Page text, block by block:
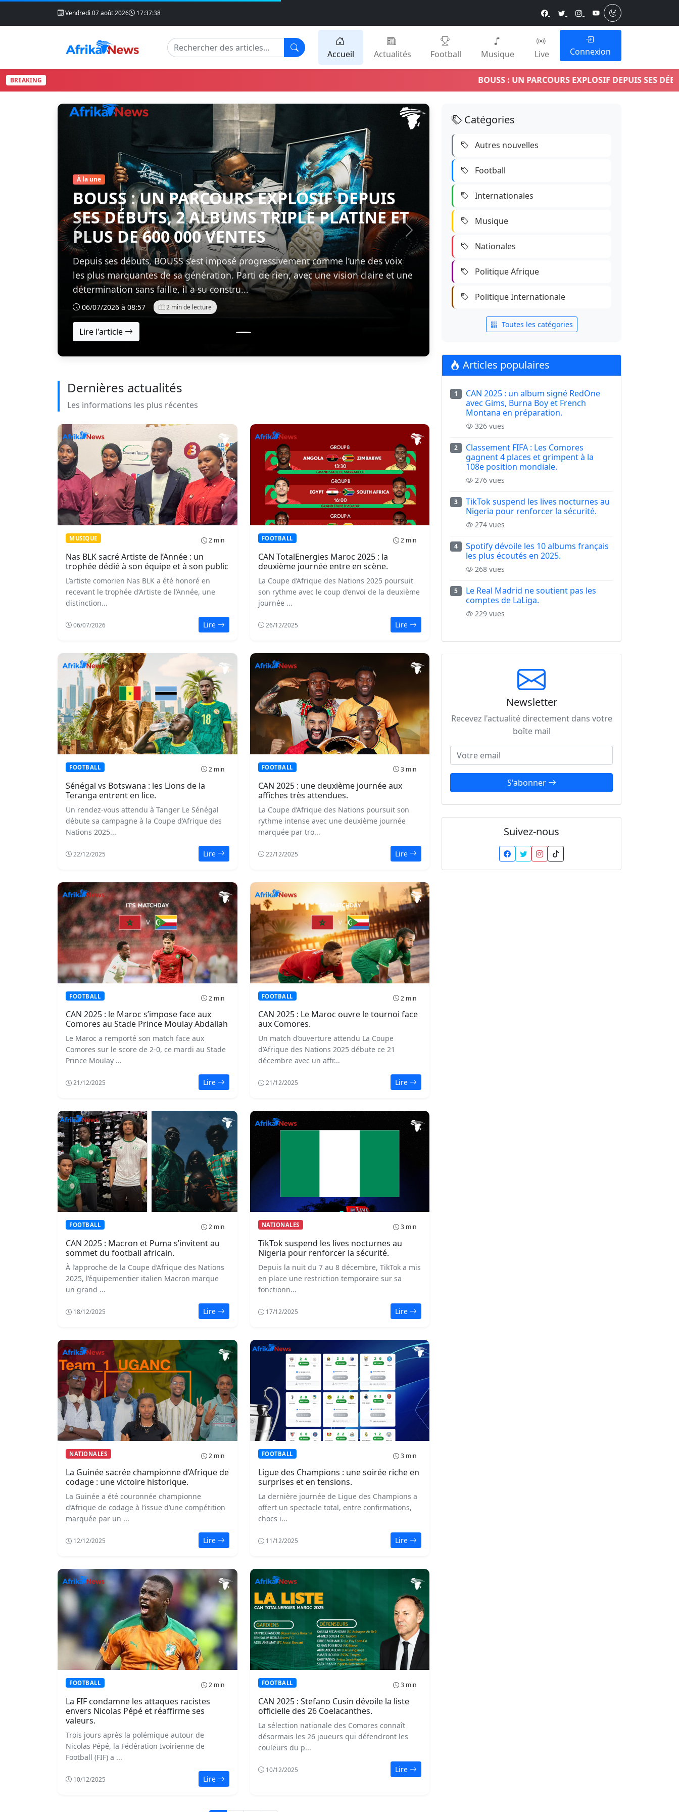
Vendredi 07 août 2026 17:37:39
Accueil Actualités Football Musique Live Connexion
BREAKING BOUSS : UN PARCOURS EXPLOSIF DEPUIS SES DÉBUTS, 2
Articles à la une
À la une
BOUSS : UN PARCOURS EXPLOSIF DEPUIS
SES DÉBUTS, 2 ALBUMS TRIPLE PLATINE ET
PLUS DE 600 000 VENTES
Depuis ses débuts, BOUSS s’est imposé progressivement comme l’une des voix
les plus marquantes de sa génération. Parti de rien, avec une vision claire et une
détermination sans faille, il a su constru...
06/07/2026 à 08:57 2 min de lecture
Lire l'article
Précédent Suivant
Dernières actualités
Les informations les plus récentes
MUSIQUE 2 min
Nas BLK sacré Artiste de l’Année : un
trophée dédié à son équipe et à son public
L’artiste comorien Nas BLK a été honoré en
recevant le trophée d’Artiste de l’Année, une
distinction...
06/07/2026 Lire
FOOTBALL 2 min
CAN TotalEnergies Maroc 2025 : la
deuxième journée entre en scène.
La Coupe d’Afrique des Nations 2025 poursuit
son rythme avec le coup d’envoi de la deuxième
journée ...
26/12/2025 Lire
FOOTBALL 2 min
Sénégal vs Botswana : les Lions de la
Teranga entrent en lice.
Un rendez-vous attendu à Tanger Le Sénégal
débute sa campagne à la Coupe d’Afrique des
Nations 2025...
22/12/2025 Lire
FOOTBALL 3 min
CAN 2025 : une deuxième journée aux
affiches très attendues.
La Coupe d’Afrique des Nations poursuit son
rythme intense avec une deuxième journée
marquée par tro...
22/12/2025 Lire
FOOTBALL 2 min
CAN 2025 : le Maroc s’impose face aux
Comores au Stade Prince Moulay Abdallah
Le Maroc a remporté son match face aux
Comores sur le score de 2-0, ce mardi au Stade
Prince Moulay ...
21/12/2025 Lire
FOOTBALL 2 min
CAN 2025 : Le Maroc ouvre le tournoi face
aux Comores.
Un match d’ouverture attendu La Coupe
d’Afrique des Nations 2025 débute ce 21
décembre avec un affr...
21/12/2025 Lire
FOOTBALL 2 min
CAN 2025 : Macron et Puma s’invitent au
sommet du football africain.
À l’approche de la Coupe d’Afrique des Nations
2025, l’équipementier italien Macron marque
un grand ...
18/12/2025 Lire
NATIONALES 3 min
TikTok suspend les lives nocturnes au
Nigeria pour renforcer la sécurité.
Depuis la nuit du 7 au 8 décembre, TikTok a mis
en place une restriction temporaire sur sa
fonctionn...
17/12/2025 Lire
NATIONALES 2 min
La Guinée sacrée championne d’Afrique de
codage : une victoire historique.
La Guinée a été couronnée championne
d’Afrique de codage à l’issue d’une compétition
marquée par un ...
12/12/2025 Lire
FOOTBALL 3 min
Ligue des Champions : une soirée riche en
surprises et en tensions.
La dernière journée de Ligue des Champions a
offert un spectacle total, entre confirmations,
chocs i...
11/12/2025 Lire
FOOTBALL 2 min
La FIF condamne les attaques racistes
envers Nicolas Pépé et réaffirme ses
valeurs.
Trois jours après la polémique autour de
Nicolas Pépé, la Fédération Ivoirienne de
Football (FIF) a ...
10/12/2025 Lire
FOOTBALL 3 min
CAN 2025 : Stefano Cusin dévoile la liste
officielle des 26 Coelacanthes.
La sélection nationale des Comores connaît
désormais les 26 joueurs qui défendront les
couleurs du p...
10/12/2025 Lire
Catégories
Autres nouvelles
Football
Internationales
Musique
Nationales
Politique Afrique
Politique Internationale
Toutes les catégories
Articles populaires
1
CAN 2025 : un album signé RedOne
avec Gims, Burna Boy et French
Montana en préparation.
326 vues
2
Classement FIFA : Les Comores
gagnent 4 places et grimpent à la
108e position mondiale.
276 vues
3
TikTok suspend les lives nocturnes au
Nigeria pour renforcer la sécurité.
274 vues
4
Spotify dévoile les 10 albums français
les plus écoutés en 2025.
268 vues
5
Le Real Madrid ne soutient pas les
comptes de LaLiga.
229 vues
Newsletter
Recevez l'actualité directement dans votre
boîte mail
S'abonner
Suivez-nous